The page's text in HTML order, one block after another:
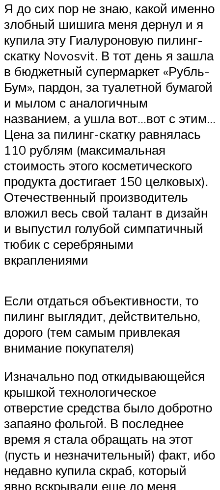
Я до сих пор не знаю, какой именно
злобный шишига меня дернул и я
купила эту Гиалуроновую пилинг-
скатку Novosvit. В тот день я зашла
в бюджетный супермаркет «Рубль-
Бум», пардон, за туалетной бумагой
и мылом с аналогичным
названием, а ушла вот…вот с этим…
Цена за пилинг-скатку равнялась
110 рублям (максимальная
стоимость этого косметического
продукта достигает 150 целковых).
Отечественный производитель
вложил весь свой талант в дизайн
и выпустил голубой симпатичный
тюбик с серебряными
вкраплениями
Если отдаться объективности, то
пилинг выглядит, действительно,
дорого (тем самым привлекая
внимание покупателя)
Изначально под откидывающейся
крышкой технологическое
отверстие средства было добротно
запаяно фольгой. В последнее
время я стала обращать на этот
(пусть и незначительный) факт, ибо
недавно купила скраб, который
явно вскрывали еще до меня